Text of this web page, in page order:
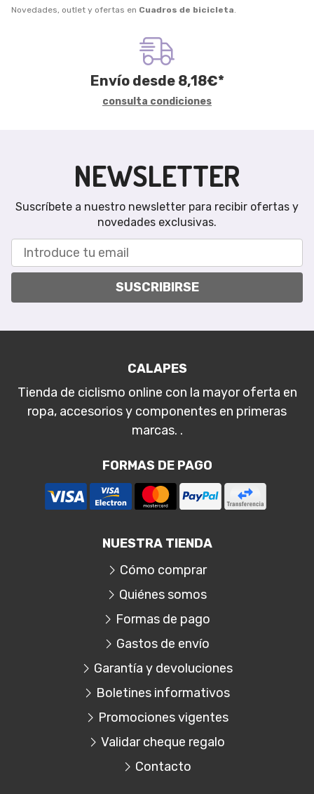
Novedades, outlet y ofertas en Cuadros de bicicleta.
Envío desde 8,18€*
consulta condiciones
NEWSLETTER
Suscríbete a nuestro newsletter para recibir ofertas y
novedades exclusivas.
SUSCRIBIRSE
CALAPES
Tienda de ciclismo online con la mayor oferta en
ropa, accesorios y componentes en primeras
marcas. .
FORMAS DE PAGO
NUESTRA TIENDA
Cómo comprar
Quiénes somos
Formas de pago
Gastos de envío
Garantía y devoluciones
Boletines informativos
Promociones vigentes
Validar cheque regalo
Contacto